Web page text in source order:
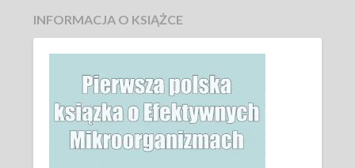
INFORMACJA O KSIĄŻCE